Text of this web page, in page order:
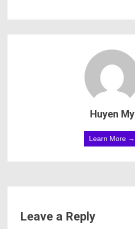
Huyen My
Learn More →
Leave a Reply